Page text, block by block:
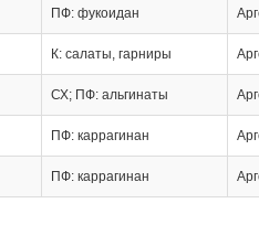
ПФ: фукоидан
К: салаты, гарниры
СХ; ПФ: альгинаты
ПФ: каррагинан
ПФ: каррагинан